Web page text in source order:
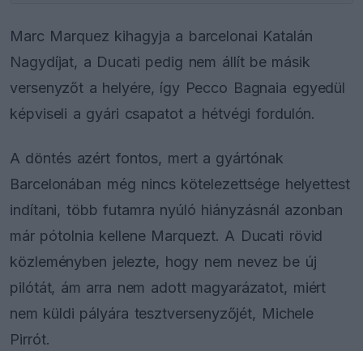
Marc Marquez kihagyja a barcelonai Katalán
Nagydíjat, a Ducati pedig nem állít be másik
versenyzőt a helyére, így Pecco Bagnaia egyedül
képviseli a gyári csapatot a hétvégi fordulón.
A döntés azért fontos, mert a gyártónak
Barcelonában még nincs kötelezettsége helyettest
indítani, több futamra nyúló hiányzásnál azonban
már pótolnia kellene Marquezt. A Ducati rövid
közleményben jelezte, hogy nem nevez be új
pilótát, ám arra nem adott magyarázatot, miért
nem küldi pályára tesztversenyzőjét, Michele
Pirrót.